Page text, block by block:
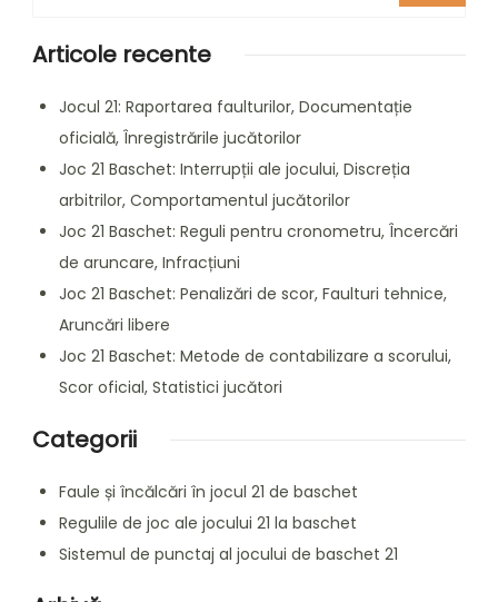
Articole recente
Jocul 21: Raportarea faulturilor, Documentație
oficială, Înregistrările jucătorilor
Joc 21 Baschet: Interrupții ale jocului, Discreția
arbitrilor, Comportamentul jucătorilor
Joc 21 Baschet: Reguli pentru cronometru, Încercări
de aruncare, Infracțiuni
Joc 21 Baschet: Penalizări de scor, Faulturi tehnice,
Aruncări libere
Joc 21 Baschet: Metode de contabilizare a scorului,
Scor oficial, Statistici jucători
Categorii
Faule și încălcări în jocul 21 de baschet
Regulile de joc ale jocului 21 la baschet
Sistemul de punctaj al jocului de baschet 21